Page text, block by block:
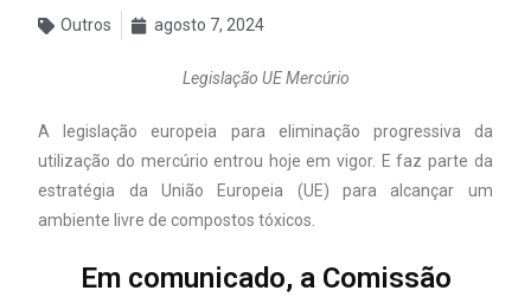
Outros agosto 7, 2024
Legislação UE Mercúrio
A legislação europeia para eliminação progressiva da
utilização do mercúrio entrou hoje em vigor. E faz parte da
estratégia da União Europeia (UE) para alcançar um
ambiente livre de compostos tóxicos.
Em comunicado, a Comissão